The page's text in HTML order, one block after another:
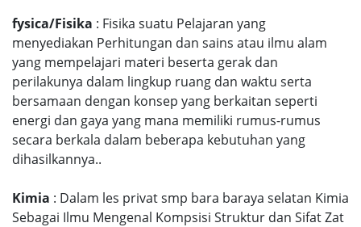
fysica/Fisika : Fisika suatu Pelajaran yang
menyediakan Perhitungan dan sains atau ilmu alam
yang mempelajari materi beserta gerak dan
perilakunya dalam lingkup ruang dan waktu serta
bersamaan dengan konsep yang berkaitan seperti
energi dan gaya yang mana memiliki rumus-rumus
secara berkala dalam beberapa kebutuhan yang
dihasilkannya..
Kimia : Dalam les privat smp bara baraya selatan Kimia
Sebagai Ilmu Mengenal Kompsisi Struktur dan Sifat Zat